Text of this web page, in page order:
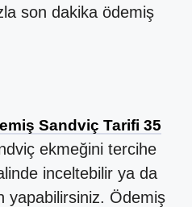
son dakika ödemiş
Sandviç Tarifi 35
ekmeğini tercihe
inceltebilir ya da
yapabilirsiniz. Ödemiş